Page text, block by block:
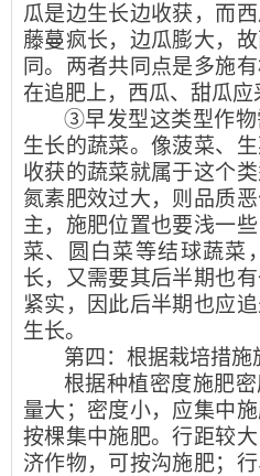
瓜是边生长边收获，而
藤蔓疯长，边瓜膨大，
同。两者共同点是多施
在追肥上，西瓜、甜瓜应
③早发型这类型作物
生长的蔬菜。像菠菜、
收获的蔬菜就属于这个
氮素肥效过大，则品质
主，施肥位置也要浅一
菜、圆白菜等结球蔬菜
长，又需要其后半期也
紧实，因此后半期也应
生长。
第四：根据栽培措施
根据种植密度施肥
量大；密度小，应集中
按棵集中施肥。行距较
济作物，可按沟施肥；